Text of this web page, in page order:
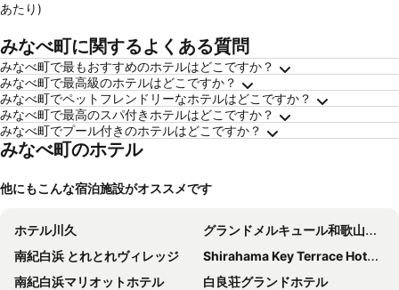
あたり)
みなべ町に関するよくある質問
みなべ町で最もおすすめのホテルはどこですか？
みなべ町で最高級のホテルはどこですか？
みなべ町でペットフレンドリーなホテルはどこですか？
みなべ町で最高のスパ付きホテルはどこですか？
みなべ町でプール付きのホテルはどこですか？
みなべ町のホテル
他にもこんな宿泊施設がオススメです
ホテル川久
グランドメルキュール和歌山みなべリゾート＆スパ
南紀白浜 とれとれヴィレッジ
Shirahama Key Terrace Hotel Seamore
南紀白浜マリオットホテル
白良荘グランドホテル